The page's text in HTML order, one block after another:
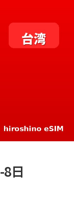
日